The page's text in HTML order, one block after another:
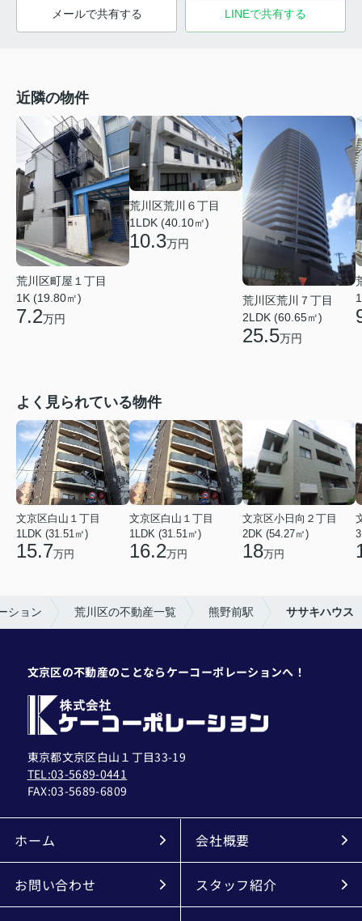
メールで共有する LINEで共有する
近隣の物件
荒川区町屋１丁目
1K (19.80㎡)
7.2万円
荒川区荒川６丁目
1LDK (40.10㎡)
10.3万円
荒川区荒川７丁目
2LDK (60.65㎡)
25.5万円
よく見られている物件
文京区白山１丁目
1LDK (31.51㎡)
15.7万円
文京区白山１丁目
1LDK (31.51㎡)
16.2万円
文京区小日向２丁目
2DK (54.27㎡)
18万円
ション 荒川区の不動産一覧 熊野前駅 ササキハウス
文京区の不動産のことならケーコーポレーションへ！
東京都文京区白山１丁目33-19
TEL:03-5689-0441
FAX:03-5689-6809
ホーム 会社概要
お問い合わせ スタッフ紹介